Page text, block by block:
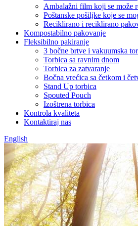
Ambalažni film koji se može
Poštanske pošiljke koje se
Reciklirano i reciklirano
Kompostabilno pakovanje
Fleksibilno pakiranje
3 bočne brtve i vakuumska
Torbica sa ravnim dnom
Torbica za zatvaranje
Bočna vrećica sa četkom i
Stand Up torbica
Spouted Pouch
Izoštrena torbica
Kontrola kvaliteta
Kontaktiraj nas
English